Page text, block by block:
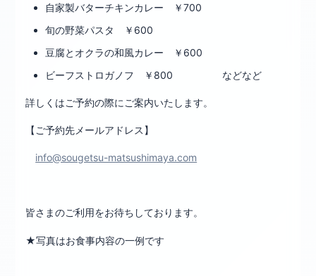
自家製バターチキンカレー ￥700
旬の野菜パスタ ￥600
豆腐とオクラの和風カレー ￥600
ビーフストロガノフ ￥800 などなど
詳しくはご予約の際にご案内いたします。
【ご予約先メールアドレス】
info@sougetsu-matsushimaya.com
皆さまのご利用をお待ちしております。
★写真はお食事内容の一例です